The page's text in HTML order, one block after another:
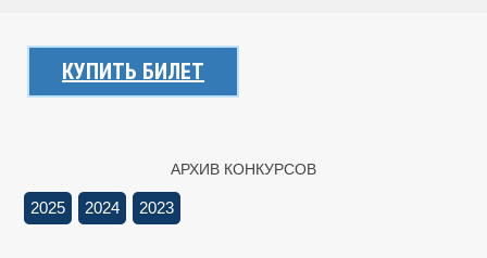
КУПИТЬ БИЛЕТ
АРХИВ КОНКУРСОВ
2025 2024 2023